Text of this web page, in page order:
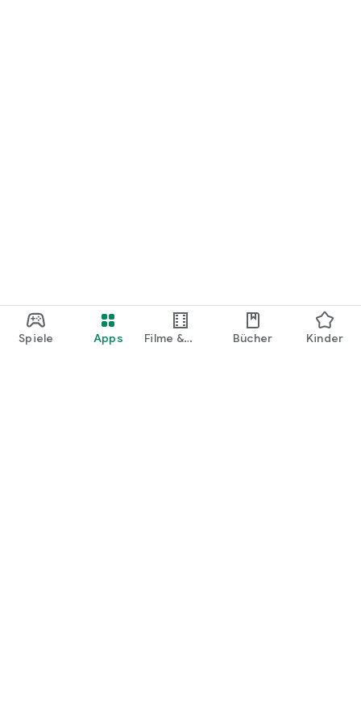
Spiele Apps
Filme &
Bücher Kinder